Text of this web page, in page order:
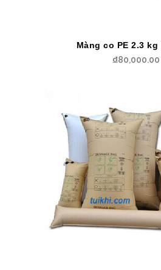
Màng co PE 2.3 kg
₫80,000.00